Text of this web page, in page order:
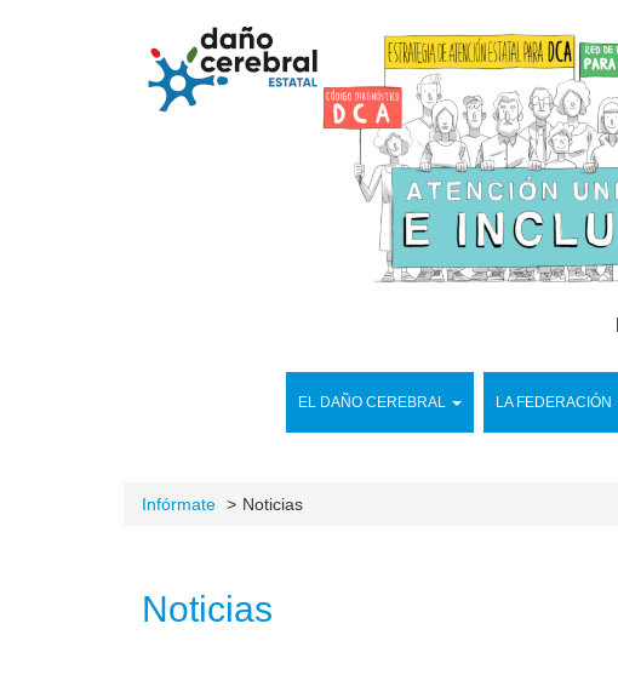
EL DAÑO CEREBRAL LA FEDERACIÓN
Infórmate Noticias
Noticias